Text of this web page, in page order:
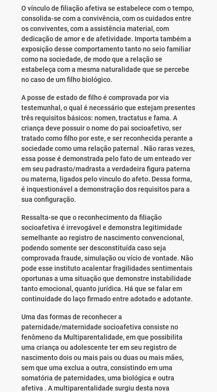
O vínculo de filiação afetiva se estabelece com o tempo,
consolida-se com a convivência, com os cuidados entre
os conviventes, com a assistência material, com
dedicação de amor e de afetividade. Importa também a
exposição desse comportamento tanto no seio familiar
como na sociedade, de modo que a relação se
estabeleça com a mesma naturalidade que se percebe
no caso de um filho biológico.
A posse de estado de filho é comprovada por via
testemunhal, o qual é necessário que estejam presentes
três requisitos básicos: nomen, tractatus e fama. A
criança deve possuir o nome do pai socioafetivo, ser
tratado como filho por este, e ser reconhecida perante a
sociedade como uma relação paternal . Não raras vezes,
essa posse é demonstrada pelo fato de um enteado ver
em seu padrasto/madrasta a verdadeira figura paterna
ou materna, ligados pelo vinculo do afeto. Dessa forma,
é inquestionável a demonstração dos requisitos para a
sua configuração.
Ressalta-se que o reconhecimento da filiação
socioafetiva é irrevogável e demonstra legitimidade
semelhante ao registro de nascimento convencional,
podendo somente ser desconstituída caso seja
comprovada fraude, simulação ou vício de vontade. Não
pode esse instituto acalentar fragilidades sentimentais
oportunas a uma situação que demonstre instabilidade
tanto emocional, quanto jurídica. Há que se falar em
continuidade do laço firmado entre adotado e adotante.
Uma das formas de reconhecer a
paternidade/maternidade socioafetiva consiste no
fenômeno da Multiparentalidade, em que possibilita
uma criança ou adolescente ter em seu registro de
nascimento dois ou mais pais ou duas ou mais mães,
sem que uma exclua a outra, consistindo em uma
somatória de paternidades, uma biológica e outra
afetiva . A multiparentalidade surgiu desta nova